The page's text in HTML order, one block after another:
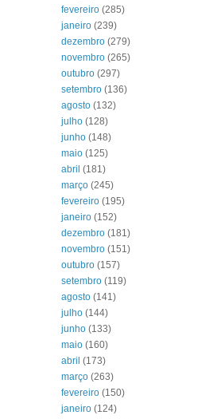
fevereiro (285)
janeiro (239)
dezembro (279)
novembro (265)
outubro (297)
setembro (136)
agosto (132)
julho (128)
junho (148)
maio (125)
abril (181)
março (245)
fevereiro (195)
janeiro (152)
dezembro (181)
novembro (151)
outubro (157)
setembro (119)
agosto (141)
julho (144)
junho (133)
maio (160)
abril (173)
março (263)
fevereiro (150)
janeiro (124)